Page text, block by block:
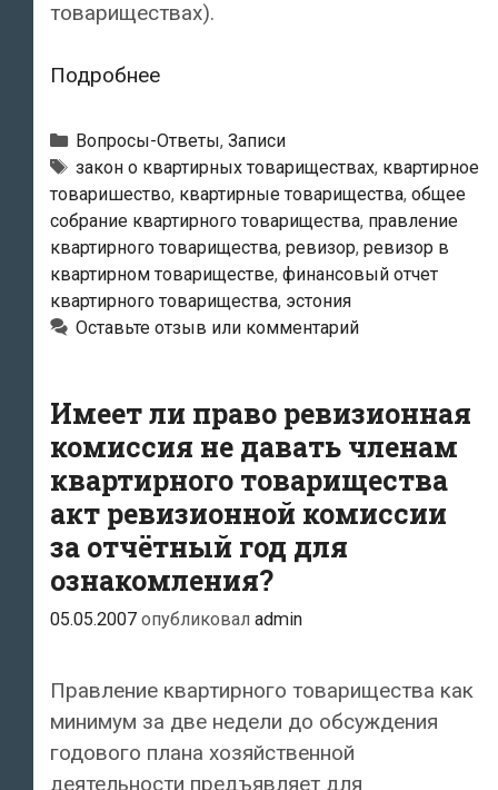
товариществах).
ПодробнееКаким
член
квартирного
товарищества
может
получить
финансовый
отчёт
товарищества?
Рубрики
Вопросы-Ответы, Записи
Метки
закон о квартирных товариществах, квартирное
товаришество, квартирные товарищества, общее
собрание квартирного товарищества, правление
квартирного товарищества, ревизор, ревизор в
квартирном товариществе, финансовый отчет
квартирного товарищества, эстония
Оставьте отзыв или комментарий
Имеет ли право ревизионная
комиссия не давать членам
квартирного товарищества
акт ревизионной комиссии
за отчётный год для
ознакомления?
05.05.2007 опубликовал admin
Правление квартирного товарищества как
минимум за две недели до обсуждения
годового плана хозяйственной
деятельности предъявляет для